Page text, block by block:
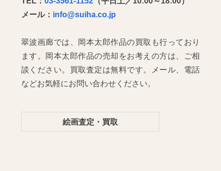
メール： info@suiha.co.jp
翠波画廊では、岡本太郎作品の買取も行っており
ます。岡本太郎作品の売却をお考えの方は、ご相
談ください。買取査定は無料です。メール、電話
などお気軽にお問い合わせください。
絵画査定・買取